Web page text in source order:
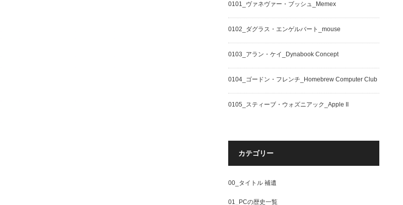
0101_ヴァネヴァー・ブッシュ_Memex
0102_ダグラス・エンゲルバート_mouse
0103_アラン・ケイ_Dynabook Concept
0104_ゴードン・フレンチ_Homebrew Computer Club
0105_スティーブ・ウォズニアック_Apple II
カテゴリー
00_タイトル 補遺
01_PCの歴史一覧